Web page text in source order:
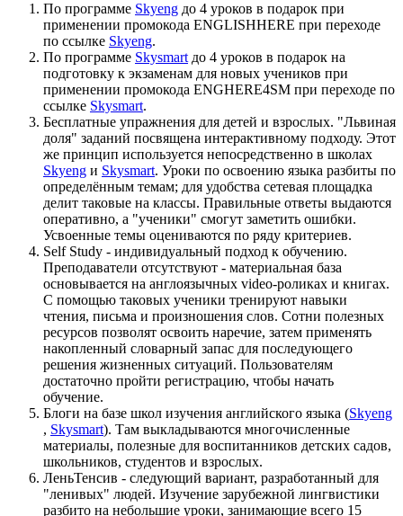
По программе Skyeng до 4 уроков в подарок при
применении промокода ENGLISHHERE при переходе
по ссылке Skyeng.
По программе Skysmart до 4 уроков в подарок на
подготовку к экзаменам для новых учеников при
применении промокода ENGHERE4SM при переходе по
ссылке Skysmart.
Бесплатные упражнения для детей и взрослых. "Львиная
доля" заданий посвящена интерактивному подходу. Этот
же принцип используется непосредственно в школах
Skyeng и Skysmart. Уроки по освоению языка разбиты по
определённым темам; для удобства сетевая площадка
делит таковые на классы. Правильные ответы выдаются
оперативно, а "ученики" смогут заметить ошибки.
Усвоенные темы оцениваются по ряду критериев.
Self Study - индивидуальный подход к обучению.
Преподаватели отсутствуют - материальная база
основывается на англоязычных video-роликах и книгах.
С помощью таковых ученики тренируют навыки
чтения, письма и произношения слов. Сотни полезных
ресурсов позволят освоить наречие, затем применять
накопленный словарный запас для последующего
решения жизненных ситуаций. Пользователям
достаточно пройти регистрацию, чтобы начать
обучение.
Блоги на базе школ изучения английского языка (Skyeng
, Skysmart). Там выкладываются многочисленные
материалы, полезные для воспитанников детских садов,
школьников, студентов и взрослых.
ЛеньТенсив - следующий вариант, разработанный для
"ленивых" людей. Изучение зарубежной лингвистики
разбито на небольшие уроки, занимающие всего 15